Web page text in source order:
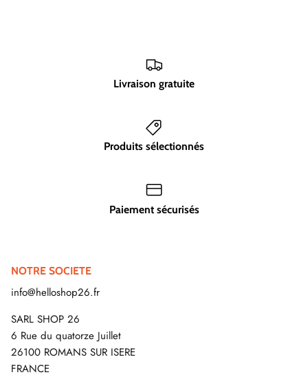
Livraison gratuite
Produits sélectionnés
Paiement sécurisés
NOTRE SOCIETE
info@helloshop26.fr
SARL SHOP 26
6 Rue du quatorze Juillet
26100 ROMANS SUR ISERE
FRANCE